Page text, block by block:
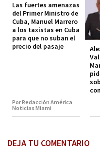
Las fuertes amenazas
del Primer Ministro de
Cuba, Manuel Marrero
a los taxistas en Cuba
para que no suban el
precio del pasaje
Por Redacción América
Noticias Miami
DEJA TU COMENTARIO